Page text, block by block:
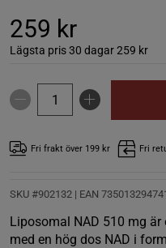
259 kr
Lägsta pris 30 dagar259 kr
Fri frakt över 199 kr Fri
SKU #902132 | EAN
Liposomal NAD 510 mg
med en hög dos NAD i